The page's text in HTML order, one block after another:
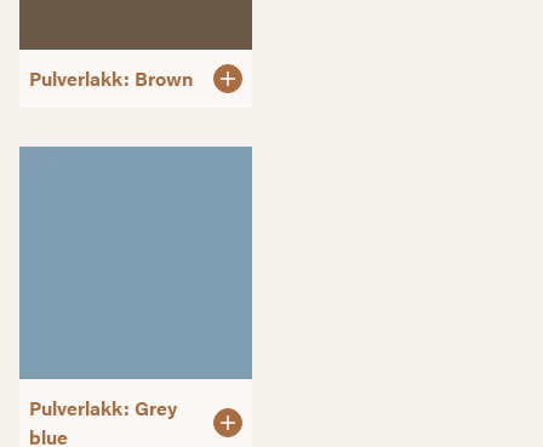
Pulverlakk: Brown
Pulverlakk: Grey
blue